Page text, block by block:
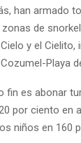
han armado
de
y el Cielito,
Playa
fin es abonar
por ciento en
niños en 160